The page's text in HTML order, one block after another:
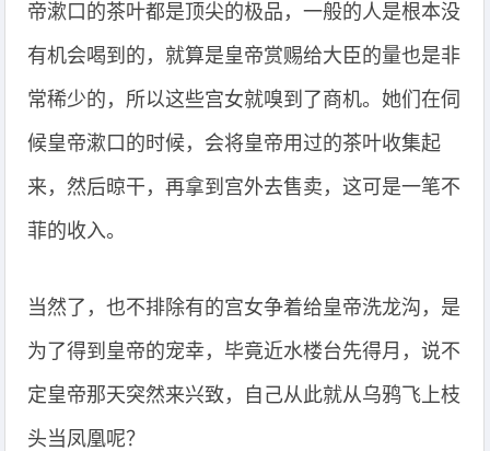
帝漱口的茶叶都是顶尖的极品，一般的人是根本没
有机会喝到的，就算是皇帝赏赐给大臣的量也是非
常稀少的，所以这些宫女就嗅到了商机。她们在伺
候皇帝漱口的时候，会将皇帝用过的茶叶收集起
来，然后晾干，再拿到宫外去售卖，这可是一笔不
菲的收入。
当然了，也不排除有的宫女争着给皇帝洗龙沟，是
为了得到皇帝的宠幸，毕竟近水楼台先得月，说不
定皇帝那天突然来兴致，自己从此就从乌鸦飞上枝
头当凤凰呢？